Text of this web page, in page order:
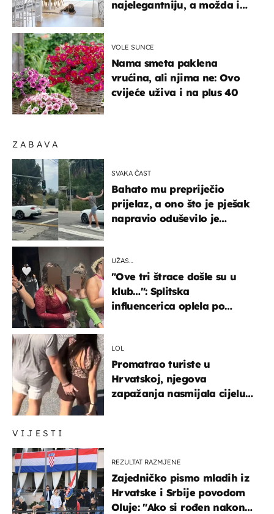
VIJESTI
REZULTAT RAZMJENE
Zajedničko pismo mladih iz
Hrvatske i Srbije povodom
Oluje: "Ako si rođen nakon
ZABAVA
SVAKA ČAST
Bahato mu prepriječio
prijelaz, a ono što je pješak
napravio oduševilo je
UŽAS…
"Ove tri štrace došle su u
klub…": Splitska
influencerica oplela po
LOL
Promatrao turiste u
Hrvatskoj, njegova
zapažanja nasmijala cijelu
najelegantniju, a možda i
VOLE SUNCE
Nama smeta paklena
vrućina, ali njima ne: Ovo
cvijeće uživa i na plus 40